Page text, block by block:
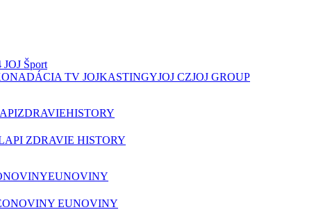
JOJ Šport
NADÁCIA TV JOJKASTINGYJOJ CZJOJ GROUP
ZDRAVIEHISTORY
ZDRAVIE HISTORY
EUNOVINY
EUNOVINY